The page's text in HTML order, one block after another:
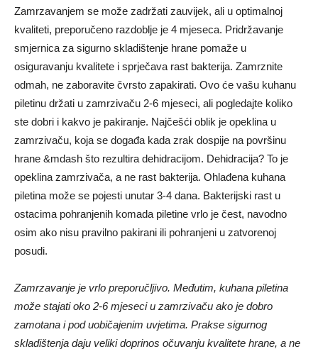
Zamrzavanjem se može zadržati zauvijek, ali u optimalnoj
kvaliteti, preporučeno razdoblje je 4 mjeseca. Pridržavanje
smjernica za sigurno skladištenje hrane pomaže u
osiguravanju kvalitete i sprječava rast bakterija. Zamrznite
odmah, ne zaboravite čvrsto zapakirati. Ovo će vašu kuhanu
piletinu držati u zamrzivaču 2-6 mjeseci, ali pogledajte koliko
ste dobri i kakvo je pakiranje. Najčešći oblik je opeklina u
zamrzivaču, koja se događa kada zrak dospije na površinu
hrane &mdash što rezultira dehidracijom. Dehidracija? To je
opeklina zamrzivača, a ne rast bakterija. Ohlađena kuhana
piletina može se pojesti unutar 3-4 dana. Bakterijski rast u
ostacima pohranjenih komada piletine vrlo je čest, navodno
osim ako nisu pravilno pakirani ili pohranjeni u zatvorenoj
posudi.
Zamrzavanje je vrlo preporučljivo. Međutim, kuhana piletina
može stajati oko 2-6 mjeseci u zamrzivaču ako je dobro
zamotana i pod uobičajenim uvjetima. Prakse sigurnog
skladištenja daju veliki doprinos očuvanju kvalitete hrane, a ne